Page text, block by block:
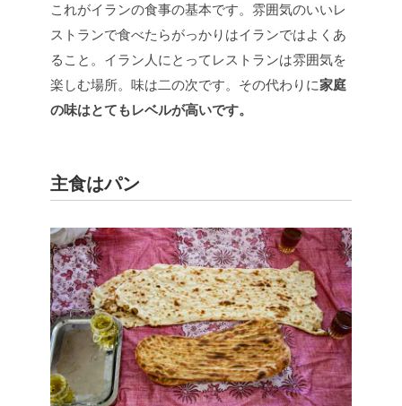
これがイランの食事の基本です。雰囲気のいいレ
ストランで食べたらがっかりはイランではよくあ
ること。イラン人にとってレストランは雰囲気を
楽しむ場所。味は二の次です。その代わりに家庭
の味はとてもレベルが高いです。
主食はパン